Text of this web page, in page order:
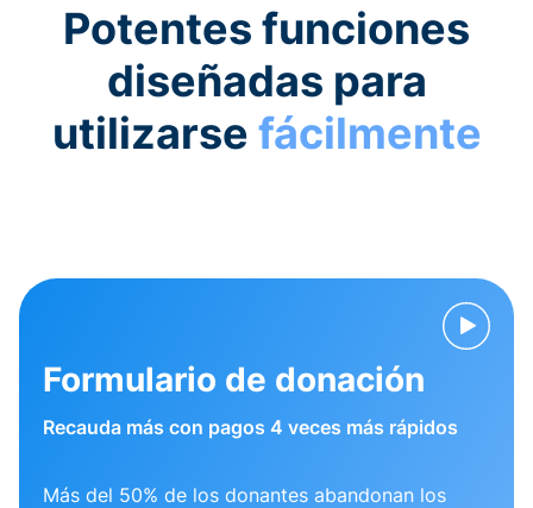
Potentes funciones
diseñadas para
utilizarse fácilmente
Formulario de donación
Recauda más con pagos 4 veces más rápidos
Más del 50% de los donantes abandonan los